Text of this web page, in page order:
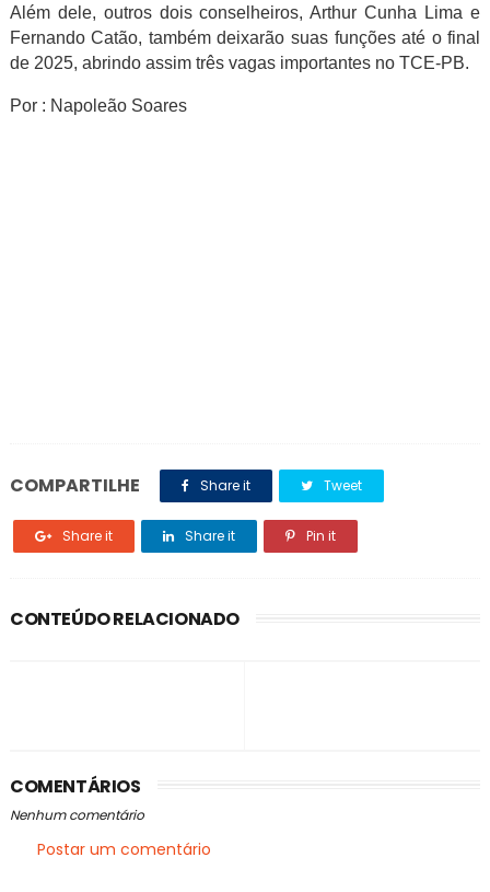
Além dele, outros dois conselheiros, Arthur Cunha Lima e
Fernando Catão, também deixarão suas funções até o final
de 2025, abrindo assim três vagas importantes no TCE-PB.
Por : Napoleão Soares
COMPARTILHE Share it Tweet
Share it Share it Pin it
CONTEÚDO RELACIONADO
COMENTÁRIOS
Nenhum comentário
Postar um comentário